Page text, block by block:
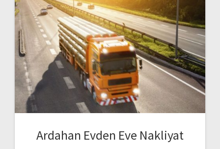
Ardahan Evden Eve Nakliyat